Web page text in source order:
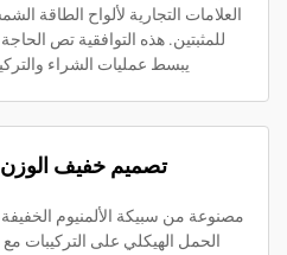
التجارية لألواح الطاقة الشمسية
هذه التوافقية تص الحاجة إلى
يبسط عمليات الشراء والتركيب للمشاريع
تصميم خفيف الوزن ومقاوم
الهيكلي على التركيبات مع الحفاظ على